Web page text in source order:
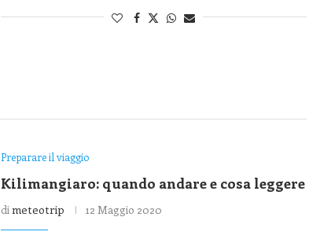
Preparare il viaggio
Kilimangiaro: quando andare e cosa leggere
di meteotrip 12 Maggio 2020